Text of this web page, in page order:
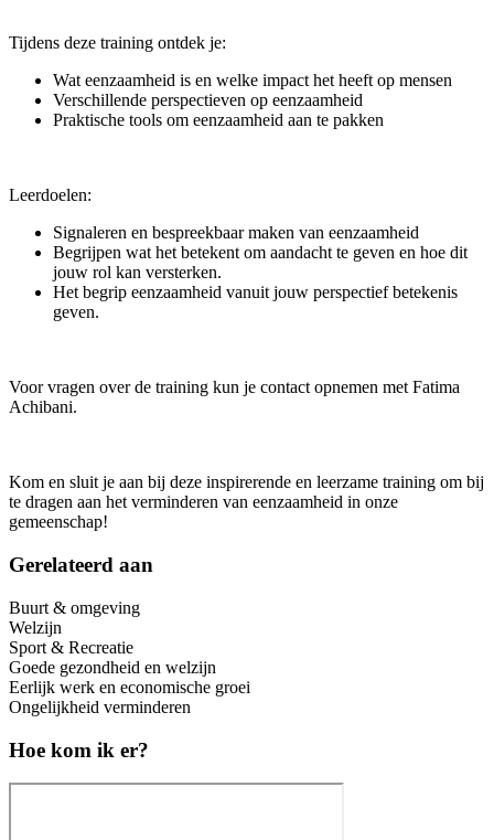
Tijdens deze training ontdek je:
Wat eenzaamheid is en welke impact het heeft op mensen
Verschillende perspectieven op eenzaamheid
Praktische tools om eenzaamheid aan te pakken
Leerdoelen:
Signaleren en bespreekbaar maken van eenzaamheid
Begrijpen wat het betekent om aandacht te geven en hoe dit
jouw rol kan versterken.
Het begrip eenzaamheid vanuit jouw perspectief betekenis
geven.
Voor vragen over de training kun je contact opnemen met Fatima
Achibani.
Kom en sluit je aan bij deze inspirerende en leerzame training om bij
te dragen aan het verminderen van eenzaamheid in onze
gemeenschap!
Gerelateerd aan
Buurt & omgeving
Welzijn
Sport & Recreatie
Goede gezondheid en welzijn
Eerlijk werk en economische groei
Ongelijkheid verminderen
Hoe kom ik er?